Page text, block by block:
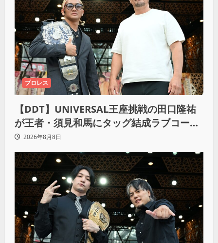
プロレス
【DDT】UNIVERSAL王座挑戦の田口隆祐
が王者・須見和馬にタッグ結成ラブコー
ル！「この試合が終わった後は、丸刈りブ
ラザーズで一緒にやっていただければ」
2026年8月8日